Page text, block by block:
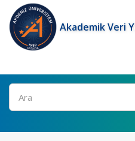
Akademik Veri
Ara